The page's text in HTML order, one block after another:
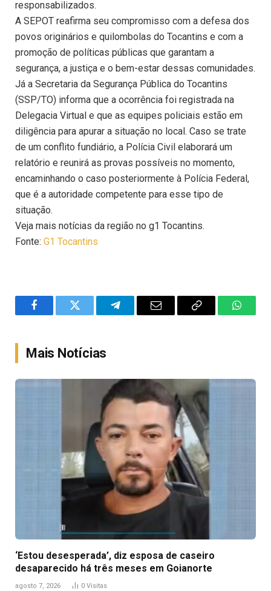
responsabilizados.
A SEPOT reafirma seu compromisso com a defesa dos
povos originários e quilombolas do Tocantins e com a
promoção de políticas públicas que garantam a
segurança, a justiça e o bem-estar dessas comunidades.
Já a Secretaria da Segurança Pública do Tocantins
(SSP/TO) informa que a ocorrência foi registrada na
Delegacia Virtual e que as equipes policiais estão em
diligência para apurar a situação no local. Caso se trate
de um conflito fundiário, a Polícia Civil elaborará um
relatório e reunirá as provas possíveis no momento,
encaminhando o caso posteriormente à Polícia Federal,
que é a autoridade competente para esse tipo de
situação.
Veja mais notícias da região no g1 Tocantins.
Fonte: G1 Tocantins
FacebookTwitter TelegramEmail
Copy
Mais Notícias
‘Estou desesperada’, diz esposa de caseiro
desaparecido há três meses em Goianorte
agosto 7, 2026 0 Visitas